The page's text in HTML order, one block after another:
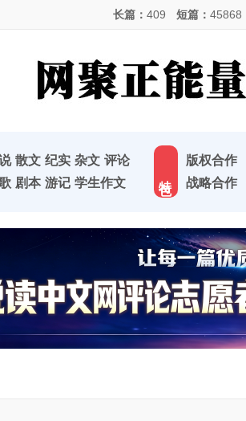
长篇： 409 短篇： 45868
散文 纪实 杂文 评论
剧本 游记 学生作文
版权合作
战略合作